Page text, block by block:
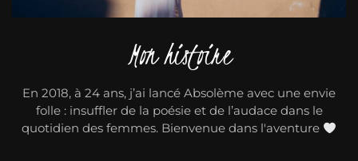
Mon histoire
En 2018, à 24 ans, j’ai lancé Absolème avec une envie
folle : insuffler de la poésie et de l’audace dans le
quotidien des femmes. Bienvenue dans l'aventure